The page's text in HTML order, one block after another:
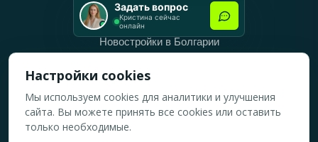
Дома в Болгарии
Новостройки в Болгарии
Вторичное жильё в Болгарии
Рабочее время
ПН-ПТ: 10:00 — 18:00
Задать вопрос
Кристина сейчас
онлайн
Настройки cookies
Мы используем cookies для аналитики и улучшения
сайта. Вы можете принять все cookies или оставить
только необходимые.